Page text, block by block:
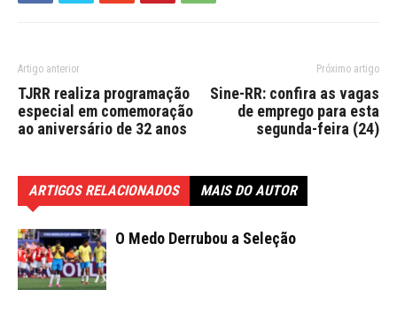
Artigo anterior
TJRR realiza programação
especial em comemoração
ao aniversário de 32 anos
Próximo artigo
Sine-RR: confira as vagas
de emprego para esta
segunda-feira (24)
ARTIGOS RELACIONADOS MAIS DO AUTOR
O Medo Derrubou a Seleção